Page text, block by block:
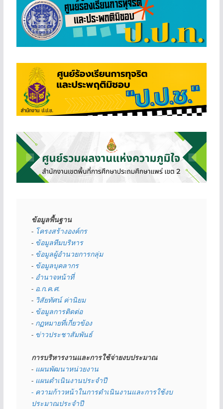
ข้อมูลพื้นฐาน
- โครงสร้างองค์กร
- ข้อมูลทีมบริหาร
- ข้อมูลผู้อำนวยการกลุ่ม
- ข้อมูลบุคลากร
- อำนาจหน้าที่
- อ.ก.ค.ศ.
- วิสัยทัศน์ ค่านิยม
- ข้อมูลการติดต่อ
- กฏหมายที่เกี่ยวข้อง
- ข่าวประชาสัมพันธ์
การบริหารงานและการใช้จ่ายงบประมาณ
- แผนพัฒนาหน่วยงาน
- แผนดำเนินงานประจำปี
- ความก้าวหน้าในการดำเนินงานและการใช้งบ
ประมาณประจำปี